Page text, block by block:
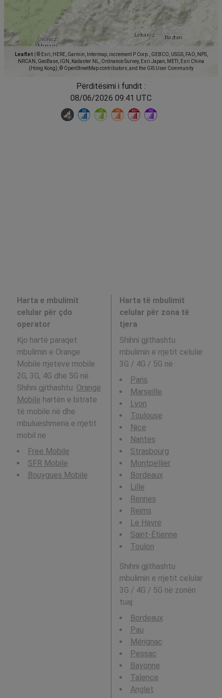
Leaflet
© Esri, HERE, Garmin, Intermap, increment P Corp., GEBCO, USGS, FAO, NPS,
NRCAN, GeoBase, IGN, Kadaster NL, Ordnance Survey, Esri Japan, METI, Esri China
(Hong Kong), © OpenStreetMap contributors, and the GIS User Community
Përditësimi i fundit :
08/06/2026 09:41 UTC
Harta e mbulimit
celular për çdo
operator
Kjo hartë paraqet
mbulimin e Orange
Mobile rrjeteve mobile
2G, 3G, 4G dhe 5G në .
Shihni gjithashtu: Orange
Mobile hartën e bitrate
të mobile në dhe
mbulueshmeria e rrjetit
mobil ne
Free Mobile
SFR Mobile
Bouygues Mobile
Harta të mbulimit
celular për zona të
tjera
Shihni gjithashtu
mbulimin e rrjetit celular
3G / 4G / 5G në :
Paris
Marseille
Lyon
Toulouse
Nice
Nantes
Strasbourg
Montpellier
Bordeaux
Lille
Rennes
Reims
Le Havre
Saint-Étienne
Toulon
Shihni gjithashtu
mbulimin e rrjetit celular
3G / 4G / 5G në zonën
tuaj:
Bordeaux
Pau
Mérignac
Pessac
Bayonne
Talence
Anglet